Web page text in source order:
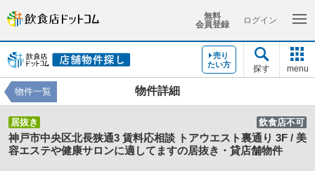
無料
会員登録
ログイン
売り
たい方
探す menu
物件詳細
物件一覧
居抜き 飲食店不可
神戸市中央区北長狭通3 賃料応相談 トアウエスト裏通り 3F / 美
容エステや健康サロンに適してますの居抜き・貸店舗物件